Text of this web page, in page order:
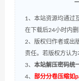
1、本站资源均通过
在下载后24小时内删
2、版权归作者或出
责任。若版权方认为
3、 本站解压密码统
4、 部分分卷压缩如